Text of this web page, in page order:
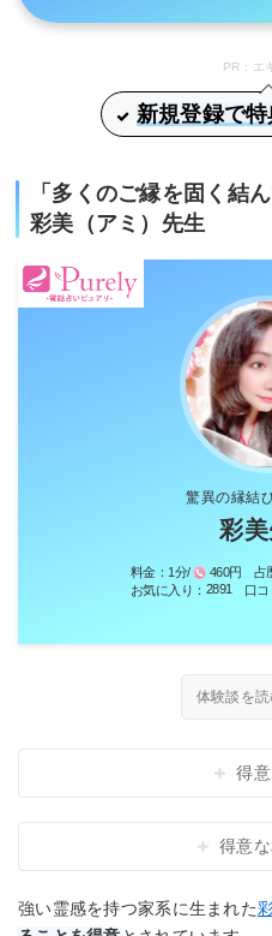
PR：エ
新規登録で特
「多くのご縁を固く結
彩美（アミ）先生
驚異の縁結
彩
料金： 1分/ 460円 占
お気に入り： 2891 口
体験談を読
得
得意
強い霊感を持つ家系に生まれた